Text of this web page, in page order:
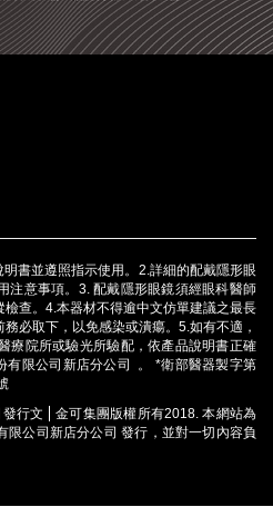
書並遵照指示使用。2.詳細的配戴隱形眼
注意事項。3. 配戴隱形眼鏡須經眼科醫師
查。4.本器材不得逾中文仿單建議之最長
必取下，以免感染或潰瘍。5.如有不適，
療院所或驗光所驗配，依產品說明書正確
有限公司新店分公司 ​ 。 *衛部醫器製字第
行文
金可集團版權所有2018. 本網站為
限公司新店分公司 ​發行，並對一切內容負